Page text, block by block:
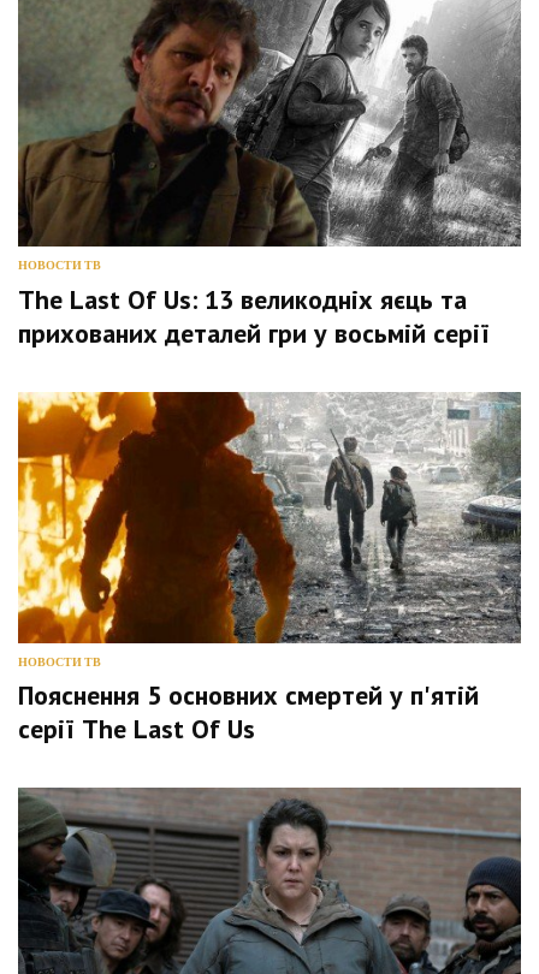
НОВОСТИ ТВ
The Last Of Us: 13 великодніх яєць та
прихованих деталей гри у восьмій серії
НОВОСТИ ТВ
Пояснення 5 основних смертей у п'ятій
серії The Last Of Us